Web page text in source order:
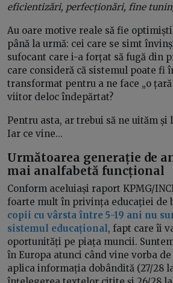
eficientizări, perfecționări, fine
Au oare motive reale să fie
până la urmă: cei care se simt
sufocant care i-a forțat să fugă din
care consideră că sistemul poate fi
transformat pentru a ne face „o
viitor deloc îndepărtat?
Pentru asta, ar trebui să ne uităm și
Iar ce vine...
Următoarea generație de
mai analfabetă funcțional
Conform aceluiași raport KPMG/
foarte mult în privința educației de
copii cu vârsta între 5-19 ani nu
sistemul educațional, fapt care îi
oportunități pe piața muncii.
în Europa atunci când vine vorba
aplica informația dobândită (27/28